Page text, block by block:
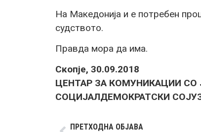
На Македонија и е потребен
судството.
Правда мора да има.
Скопје, 30.09.2018
ЦЕНТАР ЗА КОМУНИКАЦИИ СО
СОЦИЈАЛДЕМОКРАТСКИ
ПРЕТХОДНА ОБЈАВА